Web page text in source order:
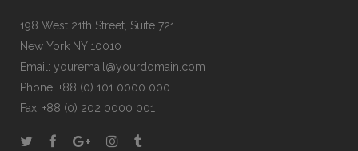
198 West 21th Street, Suite 721
New York NY 10010
Email: youremail@yourdomain.com
Phone: +88 (0) 101 0000 000
Fax: +88 (0) 202 0000 001